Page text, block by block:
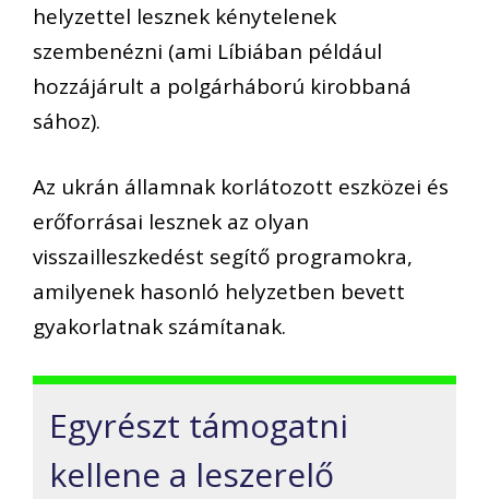
helyzettel lesznek kénytelenek
szembenézni (ami Líbiában például
hozzájárult a polgárháború kirobbaná
sához).
Az ukrán államnak korlátozott eszközei és
erőforrásai lesznek az olyan
visszailleszkedést segítő programokra,
amilyenek hasonló helyzetben bevett
gyakorlatnak számítanak.
Egyrészt támogatni
kellene a leszerelő